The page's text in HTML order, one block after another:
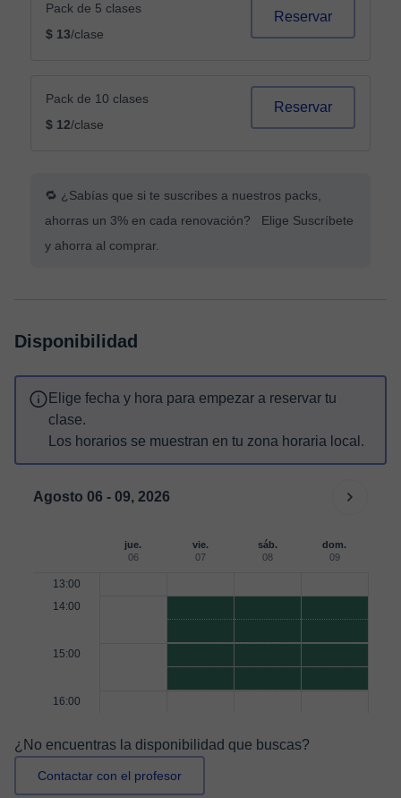
Pack de 5 clases
$ 13/clase
Reservar
Pack de 10 clases
$ 12/clase
Reservar
🔁 ¿Sabías que si te suscribes a nuestros packs,
ahorras un 3% en cada renovación? Elige Suscríbete
y ahorra al comprar.
Disponibilidad
Elige fecha y hora para empezar a reservar tu
clase.
Los horarios se muestran en tu zona horaria local.
Agosto 06 - 09, 2026
jue.
06
vie.
07
sáb.
08
dom.
09
13:00
14:00
15:00
16:00
¿No encuentras la disponibilidad que buscas?
Contactar con el profesor